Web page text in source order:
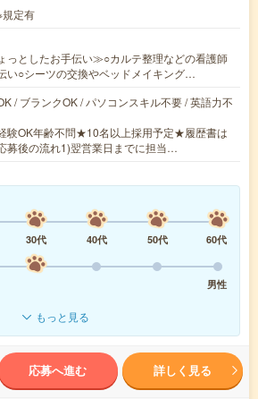
定有
っとしたお手伝い≫○カルテ整理などの看護師
い○シーツの交換やベッドメイキング…
/ ブランクOK / パソコンスキル不要 / 英語力不
験OK年齢不問★10名以上採用予定★履歴書は
募後の流れ1)翌営業日までに担当…
30代 40代 50代
60代
男性
もっと見る
応募へ進む 詳しく見る